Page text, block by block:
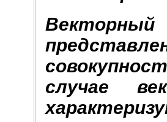
случае